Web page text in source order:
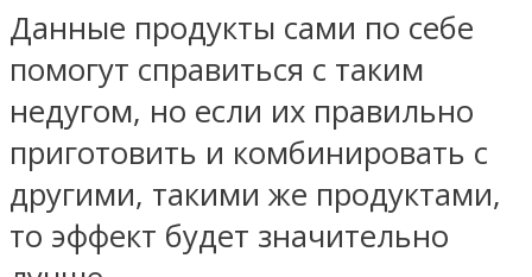
Данные продукты сами по себе
помогут справиться с таким
недугом, но если их правильно
приготовить и комбинировать с
другими, такими же продуктами,
то эффект будет значительно